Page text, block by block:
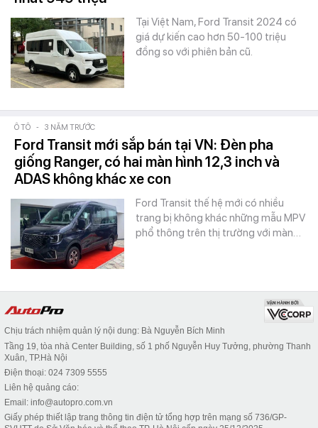
Tại Việt Nam, Ford Transit 2024 có
giá dự kiến cao hơn 50-100 triệu
đồng so với phiên bản cũ.
Ô TÔ - 3 NĂM TRƯỚC
Ford Transit mới sắp bán tại VN: Đèn pha
giống Ranger, có hai màn hình 12,3 inch và
ADAS không khác xe con
Ford Transit thế hệ mới có nhiều
trang bị không khác những mẫu MPV
phổ thông trên thị trường với màn…
Chịu trách nhiệm quản lý nội dung: Bà Nguyễn Bích Minh
Tầng 19, tòa nhà Center Building, số 1 phố Nguyễn Huy Tưởng, phường Thanh
Xuân, TP.Hà Nội
Điện thoại: 024 7309 5555
Liên hệ quảng cáo:
Email: info@autopro.com.vn
Giấy phép thiết lập trang thông tin điện tử tổng hợp trên mạng số 736/GP-